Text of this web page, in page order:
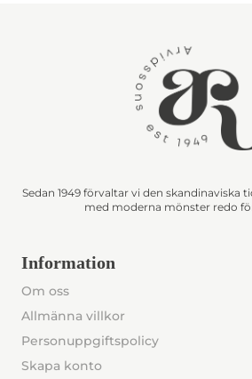
Sedan 1949 förvaltar vi den skandinaviska
med moderna mönster redo
Information
Om oss
Allmänna villkor
Personuppgiftspolicy
Skapa konto